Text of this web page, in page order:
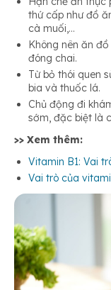
thứ cấp như đồ
cà muối,…
Không nên ăn
đóng chai.
Từ bỏ thói quen
bia và thuốc lá.
Chủ động đi
sớm, đặc biệt là
>> Xem thêm:
Vitamin B1: Vai
Vai trò của